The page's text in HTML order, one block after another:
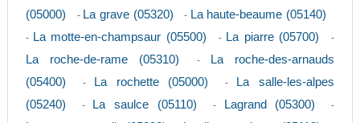
(05000)
- La grave (05320) - La haute-beaume (05140)
- La motte-en-champsaur (05500) - La piarre (05700) -
La roche-de-rame (05310) -
La roche-des-arnauds
(05400)
- La rochette (05000) -
La salle-les-alpes
(05240)
- La saulce (05110) - Lagrand (05300) -